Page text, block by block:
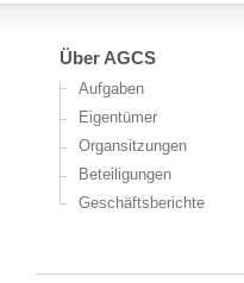
Über AGCS
Aufgaben
Eigentümer
Organsitzungen
Beteiligungen
Geschäftsberichte